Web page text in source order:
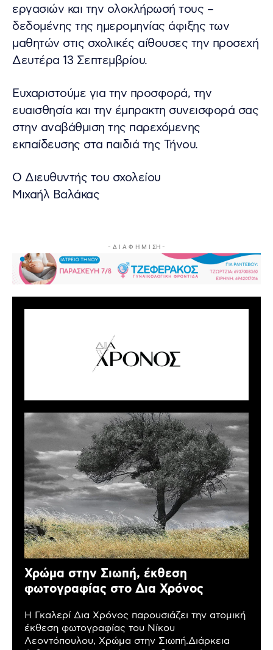
εργασιών και την ολοκλήρωσή τους –
δεδομένης της ημερομηνίας άφιξης των
μαθητών στις σχολικές αίθουσες την προσεχή
Δευτέρα 13 Σεπτεμβρίου.
Ευχαριστούμε για την προσφορά, την
ευαισθησία και την έμπρακτη συνεισφορά σας
στην αναβάθμιση της παρεχόμενης
εκπαίδευσης στα παιδιά της Τήνου.
Ο Διευθυντής του σχολείου
Μιχαήλ Βαλάκας
- Δ Ι Α Φ Η Μ Ι ΣΗ -
Χρώμα στην Σιωπή, έκθεση
φωτογραφίας στο Δια Χρόνος
Η Γκαλερί Δια Χρόνος παρουσιάζει την ατομική
έκθεση φωτογραφίας του Νίκου
Λεοντόπουλου, Χρώμα στην Σιωπή.Διάρκεια